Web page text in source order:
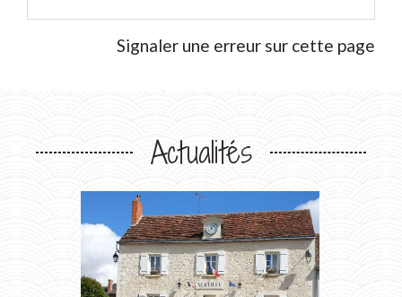
Signaler une erreur sur cette page
Actualités